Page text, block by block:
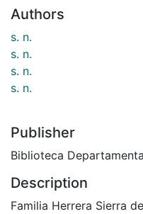
Authors
s. n.
s. n.
s. n.
s. n.
Publisher
Biblioteca
Description
Familia Herrera Sierra